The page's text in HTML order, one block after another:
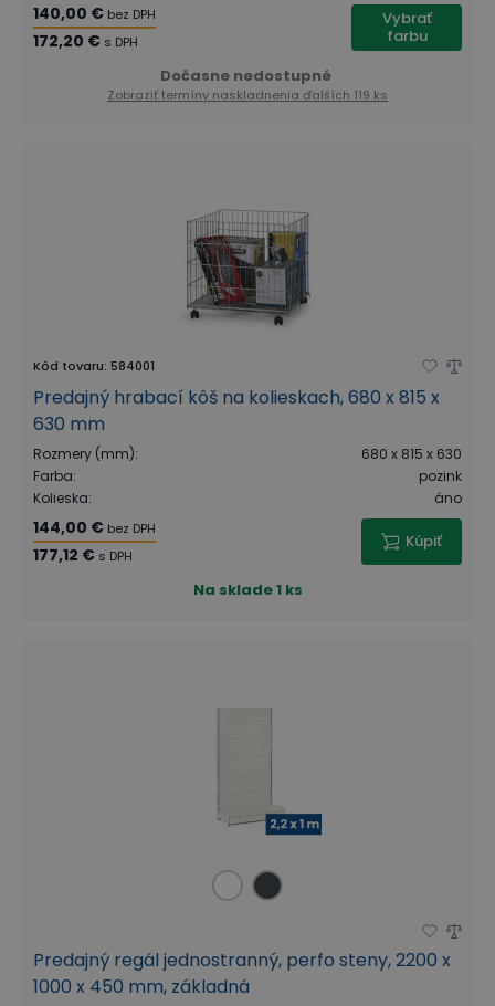
140,00 € bez DPH
172,20 € s DPH
Vybrať
farbu
Dočasne nedostupné
Zobraziť termíny naskladnenia ďalších 119 ks
Kód tovaru: 584001
Predajný hrabací kôš na kolieskach, 680 x 815 x
630 mm
Rozmery (mm):
680 x 815 x 630
Farba:
pozink
Kolieska: áno
144,00 € bez DPH
177,12 € s DPH
Kúpiť
Na sklade1 ks
Predajný regál jednostranný, perfo steny, 2200 x
1000 x 450 mm, základná